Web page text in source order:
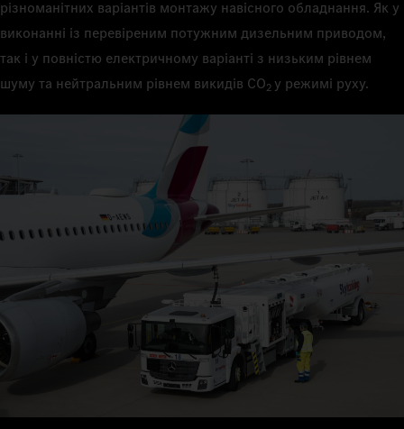
різноманітних варіантів монтажу навісного обладнання. Як у
виконанні із перевіреним потужним дизельним приводом,
так і у повністю електричному варіанті з низьким рівнем
шуму та нейтральним рівнем викидів CO2 у режимі руху.